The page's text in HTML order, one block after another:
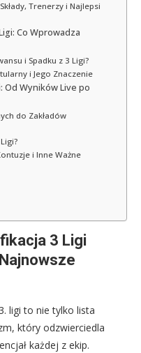
Trenerzy i Najlepsi
Co Wprowadza
i Spadku z 3 Ligi?
i Jego Znaczenie
Od Wyników Live po
do Zakładów
i Inne Ważne
3 Ligi
ligi to nie tylko lista
który odzwierciedla
każdej z ekip.